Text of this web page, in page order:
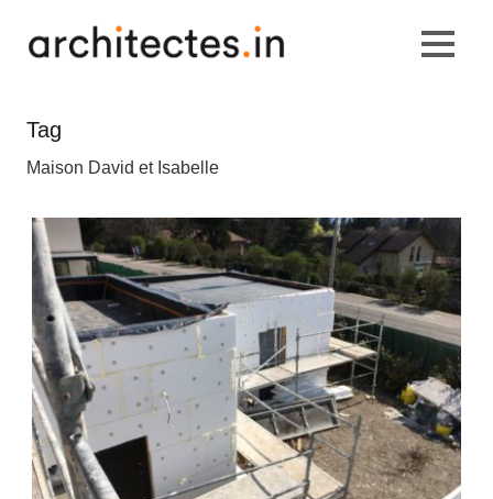
Tag
Maison David et Isabelle